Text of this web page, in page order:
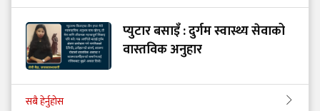
प्युटार बसाइँ : दुर्गम स्वास्थ्य सेवाको
वास्तविक अनुहार
सबै हेर्नुहोस